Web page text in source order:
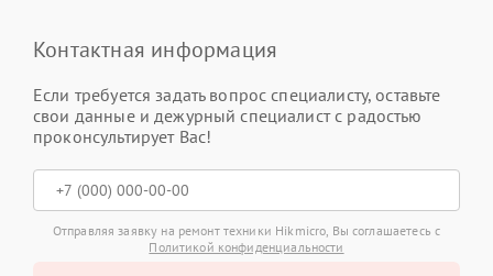
Контактная информация
Если требуется задать вопрос специалисту, оставьте
свои данные и дежурный специалист с радостью
проконсультирует Вас!
Отправляя заявку на ремонт техники Hikmicro, Вы соглашаетесь с
Политикой конфиденциальности